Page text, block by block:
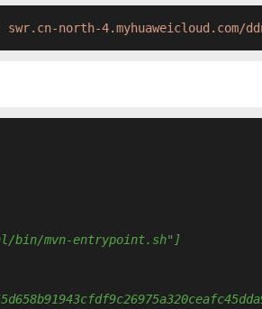
north-4.myhuaweicloud.com/
bin/mvn-entrypoint.sh"]